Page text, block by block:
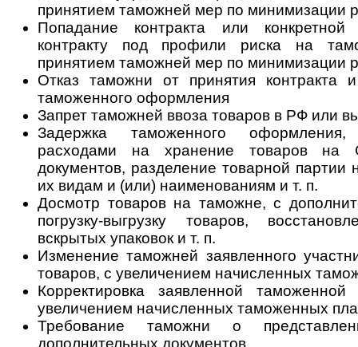
принятием таможней мер по минимизации
Попадание контракта или
контракту под профили риска на
принятием таможней мер по минимизации
Отказ таможни от принятия контракта
таможенного оформления
Запрет таможней ввоза товаров в РФ или
Задержка таможенного
расходами на хранение товаров на
документов, разделение товарной партии
их видам и (или) наименованиям и т. п.
Досмотр товаров на таможне, с
погрузку-выгрузку товаров,
вскрытых упаковок и т. п.
Изменение таможней заявленного
товаров, с увеличением начисленных
Корректировка заявленной
увеличением начисленных таможенных
Требование таможни о
дополнительных документов